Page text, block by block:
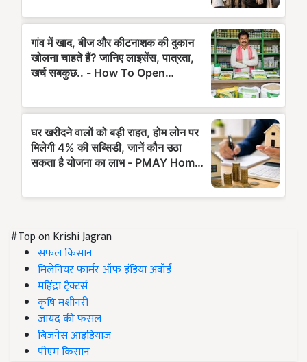
#Top on Krishi Jagran
सफल किसान
मिलेनियर फार्मर ऑफ इंडिया अवॉर्ड
महिंद्रा ट्रैक्टर्स
कृषि मशीनरी
जायद की फसल
बिज़नेस आइडियाज
पीएम किसान